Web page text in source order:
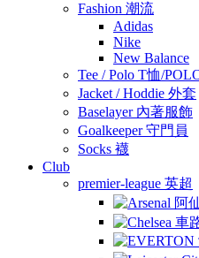
Fashion 潮流
Adidas
Nike
New Balance
Tee / Polo T恤/
Jacket / Hoddie 外套
Baselayer 內著服飾
Goalkeeper 守門員
Socks 襪
Club
premier-league 英超